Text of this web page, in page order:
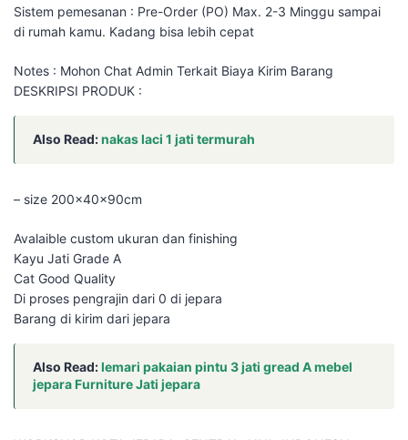
Sistem pemesanan : Pre-Order (PO) Max. 2-3 Minggu sampai
di rumah kamu. Kadang bisa lebih cepat
Notes : Mohon Chat Admin Terkait Biaya Kirim Barang
DESKRIPSI PRODUK :
Also Read:nakas laci 1 jati termurah
– size 200x40x90cm
Avalaible custom ukuran dan finishing
Kayu Jati Grade A
Cat Good Quality
Di proses pengrajin dari 0 di jepara
Barang di kirim dari jepara
Also Read:lemari pakaian pintu 3 jati gread A mebel
jepara Furniture Jati jepara